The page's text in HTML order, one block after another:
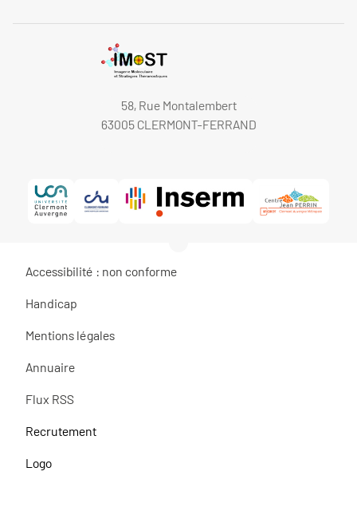
58, Rue Montalembert
63005 CLERMONT-FERRAND
Accessibilité : non conforme
Handicap
Mentions légales
Annuaire
Flux RSS
Recrutement
Logo